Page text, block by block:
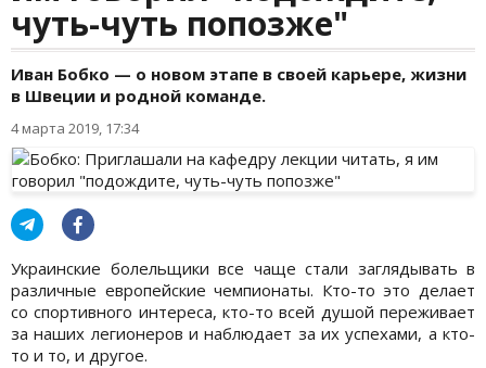
чуть-чуть попозже"
Иван Бобко — о новом этапе в своей карьере, жизни
в Швеции и родной команде.
4 марта 2019, 17:34
Украинские болельщики все чаще стали заглядывать в
различные европейские чемпионаты. Кто-то это делает
со спортивного интереса, кто-то всей душой переживает
за наших легионеров и наблюдает за их успехами, а кто-
то и то, и другое.